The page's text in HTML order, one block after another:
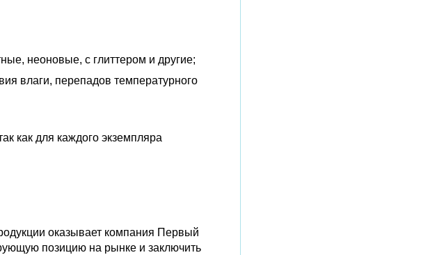
неоновые, с глиттером и другие;
влаги, перепадов температурного
как для каждого экземпляра
оказывает компания Первый
позицию на рынке и заключить